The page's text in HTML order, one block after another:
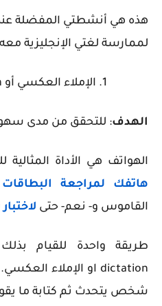
هذه هي أنشطتي المفضلة
لممارسة لغتي الإنجليزية
1. الإملاء العكسي أو Reverse Dictation
الهدف: للتحقق من مدى
الهواتف هي الأداة
هاتفك لمراجعة البطاقات
القاموس و- نعم- حتى
طريقة واحدة للقيام
dictation او الإملاء العكسي.
شخص يتحدث ثم كتابة ما